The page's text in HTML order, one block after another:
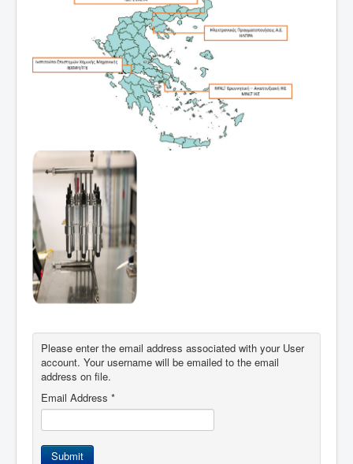
Please enter the email address associated with your User
account. Your username will be emailed to the email
address on file.
Email Address *
Submit